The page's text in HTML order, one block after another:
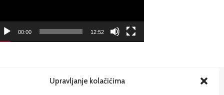
Upravljanje kolačićima
00:00 12:52